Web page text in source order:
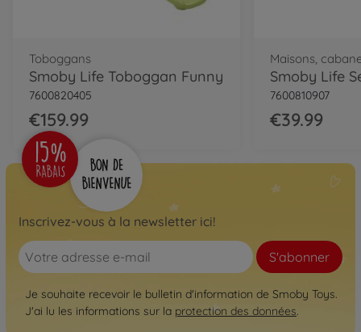
Toboggans
Smoby Life Toboggan Funny
7600820405
€159.99
Maisons,
7600810907
€39.99
Inscrivez-vous à la newsletter ici!
S'abonner
Je souhaite recevoir le bulletin d'information de Smoby Toys.
J'ai lu les informations sur la protection des données.